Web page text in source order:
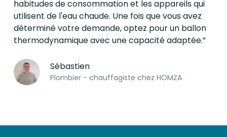
habitudes de consommation et les appareils qui
utilisent de l'eau chaude. Une fois que vous avez
déterminé votre demande, optez pour un ballon
thermodynamique avec une capacité adaptée.”
Sébastien
Plombier - chauffagiste chez HOMZA